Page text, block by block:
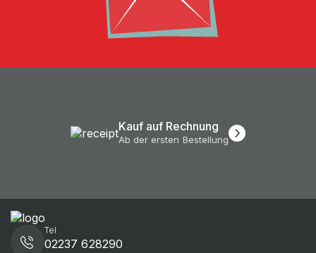
Kauf auf Rechnung
Ab der ersten Bestellung
Tel
02237 628290